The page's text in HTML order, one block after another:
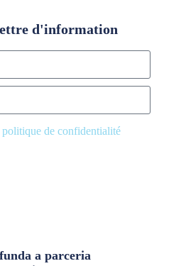
d'information
politique de confidentialité
a parceria